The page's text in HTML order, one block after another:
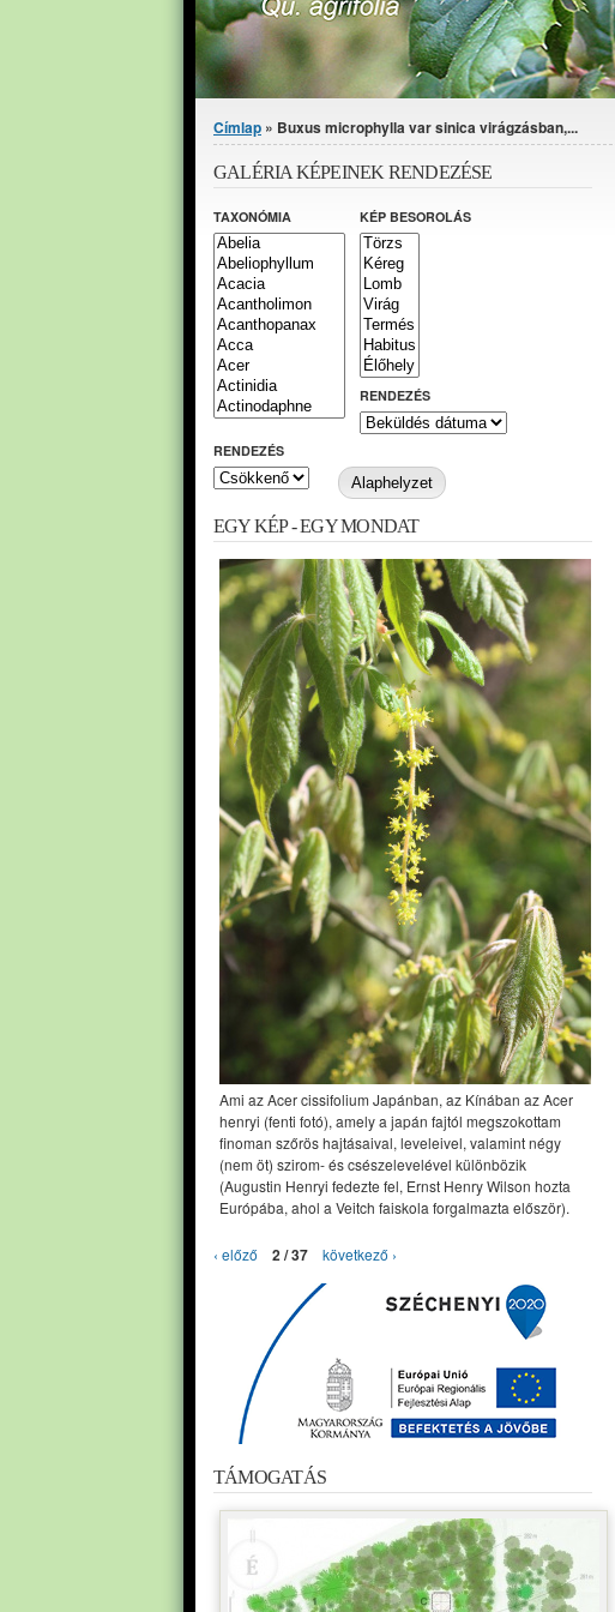
Jelenlegi hely
Címlap » Buxus microphylla var sinica virágzásban,...
GALÉRIA KÉPEINEK RENDEZÉSE
TAXONÓMIA KÉP BESOROLÁS
RENDEZÉS
RENDEZÉS
EGY KÉP - EGY MONDAT
Ami az Acer cissifolium Japánban, az Kínában az Acer
henryi (fenti fotó), amely a japán fajtól megszokottam
finoman szőrös hajtásaival, leveleivel, valamint négy
(nem öt) szirom- és csészelevelével különbözik
(Augustin Henryi fedezte fel, Ernst Henry Wilson hozta
Európába, ahol a Veitch faiskola forgalmazta először).
‹ előző 2 / 37 következő ›
TÁMOGATÁS